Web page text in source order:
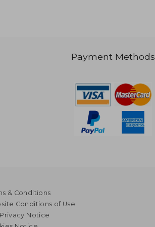
Payment Methods
& Conditions
Conditions of Use
Notice